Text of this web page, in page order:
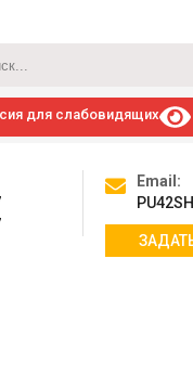
для слабовидящих
Email: